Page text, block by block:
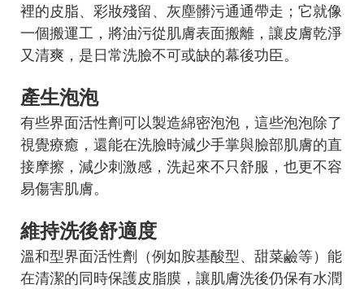
裡的皮脂、彩妝殘留、灰塵髒污通通帶走；它就像
一個搬運工，將油污從肌膚表面搬離，讓皮膚乾淨
又清爽，是日常洗臉不可或缺的幕後功臣。
產生泡泡
有些界面活性劑可以製造綿密泡泡，這些泡泡除了
視覺療癒，還能在洗臉時減少手掌與臉部肌膚的直
接摩擦，減少刺激感，洗起來不只舒服，也更不容
易傷害肌膚。
維持洗後舒適度
溫和型界面活性劑（例如胺基酸型、甜菜鹼等）能
在清潔的同時保護皮脂膜，讓肌膚洗後仍保有水潤